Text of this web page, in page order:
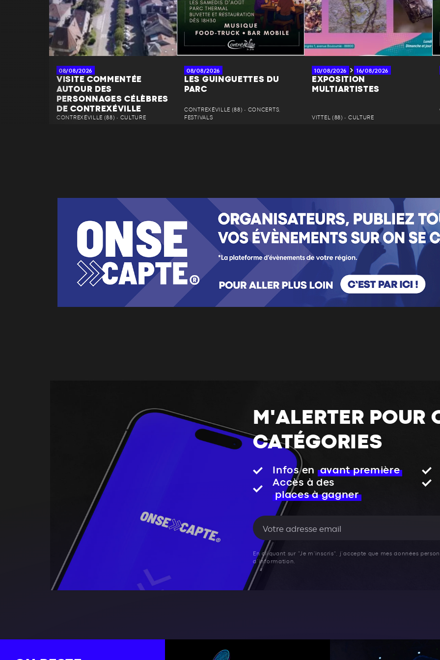
08/08/2026
VISITE COMMENTÉE
AUTOUR DES
PERSONNAGES CÉLÈBRES
DE CONTREXÉVILLE
CONTREXÉVILLE (88) • CULTURE
08/08/2026
LES GUINGUETTES DU
PARC
CONTREXÉVILLE (88) • CONCERTS,
FESTIVALS
10/08/2026 16/08/2026
EXPOSITION
MULTIARTISTES
VITTEL (88) • CULTURE
M'ALERTER POUR
CATÉGORIES
Infos en
avant première
Accès à des
places à gagner
En cliquant sur "Je m'inscris", j’accepte que mes données
d’information.